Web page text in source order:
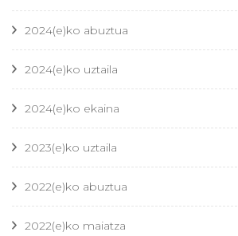
2024(e)ko abuztua
2024(e)ko uztaila
2024(e)ko ekaina
2023(e)ko uztaila
2022(e)ko abuztua
2022(e)ko maiatza